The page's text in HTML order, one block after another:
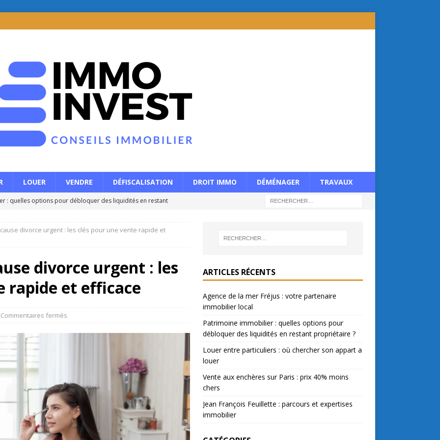
LOUER VENDRE DÉFISCALISATION DROIT IMMO DÉMÉNAGER TRAVAUX
: quelles options pour débloquer des liquidités en restant
: où chercher son appart a louer
LOUER
: parcours et expertises immobilier
ACTUALITÉS
: votre partenaire immobilier local ACTUALITÉS
divorce urgent : les clés pour une vente rapide et
divorce urgent : les
rapide et efficace
Commentaires fermés
ARTICLES RÉCENTS
Agence de la mer Fréjus : votre partenaire
immobilier local
Patrimoine immobilier : quelles options pour
débloquer des liquidités en restant propriétaire ?
Louer entre particuliers : où chercher son appart a
louer
Vente aux enchères sur Paris : prix 40% moins
chers
Jean François Feuillette : parcours et expertises
immobilier